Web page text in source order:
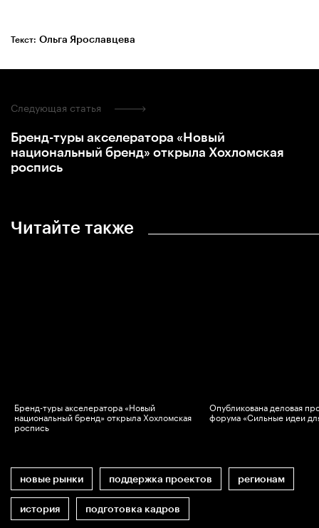
Текст: Ольга Ярославцева
Читайте также
Бренд-туры акселератора «Новый
национальный бренд» открыла Хохломская
роспись
Опубликована деловая
форума «Сильные идеи
новые рынки поддержка проектов регионам
история подготовка кадров
Следующая статья
Бренд-туры акселератора «Новый
национальный бренд» открыла Хохломская
роспись